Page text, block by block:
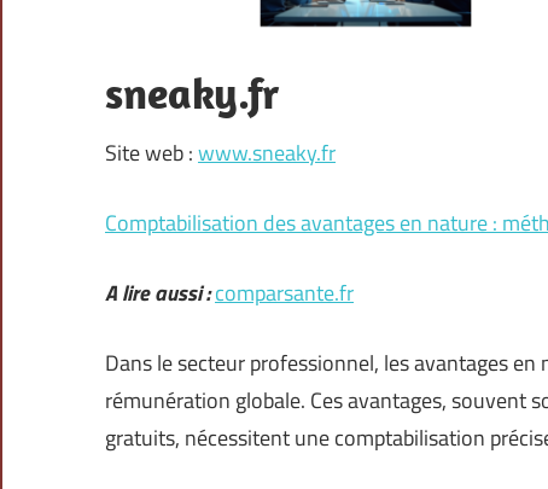
sneaky.fr
Site web :www.sneaky.fr
Comptabilisation des avantages en nature :
A lire aussi :comparsante.fr
Dans le secteur professionnel, les avantages
rémunération globale. Ces avantages, souvent
gratuits, nécessitent une comptabilisation